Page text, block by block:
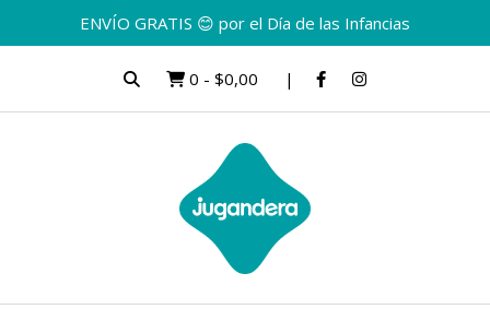
ENVÍO GRATIS 😊 por el Día de las Infancias
0 - $0,00